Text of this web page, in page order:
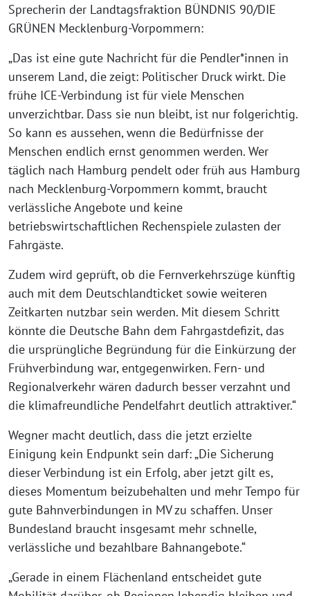
Sprecherin der Landtagsfraktion BÜNDNIS 90/DIE
GRÜNEN Mecklenburg-Vorpommern:
„Das ist eine gute Nachricht für die Pendler*innen in
unserem Land, die zeigt: Politischer Druck wirkt. Die
frühe ICE-Verbindung ist für viele Menschen
unverzichtbar. Dass sie nun bleibt, ist nur folgerichtig.
So kann es aussehen, wenn die Bedürfnisse der
Menschen endlich ernst genommen werden. Wer
täglich nach Hamburg pendelt oder früh aus Hamburg
nach Mecklenburg-Vorpommern kommt, braucht
verlässliche Angebote und keine
betriebswirtschaftlichen Rechenspiele zulasten der
Fahrgäste.
Zudem wird geprüft, ob die Fernverkehrszüge künftig
auch mit dem Deutschlandticket sowie weiteren
Zeitkarten nutzbar sein werden. Mit diesem Schritt
könnte die Deutsche Bahn dem Fahrgastdefizit, das
die ursprüngliche Begründung für die Einkürzung der
Frühverbindung war, entgegenwirken. Fern- und
Regionalverkehr wären dadurch besser verzahnt und
die klimafreundliche Pendelfahrt deutlich attraktiver.“
Wegner macht deutlich, dass die jetzt erzielte
Einigung kein Endpunkt sein darf: „Die Sicherung
dieser Verbindung ist ein Erfolg, aber jetzt gilt es,
dieses Momentum beizubehalten und mehr Tempo für
gute Bahnverbindungen in MV zu schaffen. Unser
Bundesland braucht insgesamt mehr schnelle,
verlässliche und bezahlbare Bahnangebote.“
„Gerade in einem Flächenland entscheidet gute